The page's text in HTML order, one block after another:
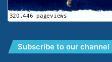
Subscribe to our channel